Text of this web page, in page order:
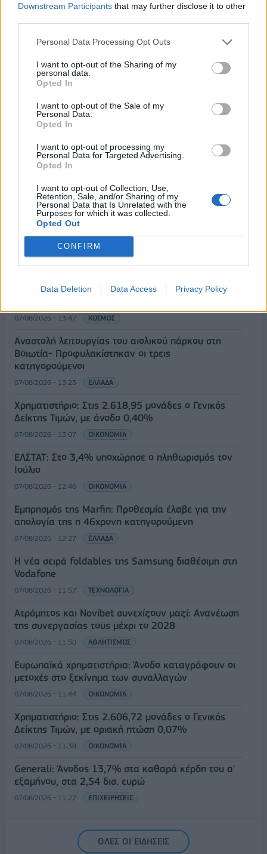
Downstream Participants that may further disclose it to other
Personal Data Processing Opt Outs
I want to opt-out of the Sharing of my
personal data.
Opted In
I want to opt-out of the Sale of my
Personal Data.
Opted In
I want to opt-out of processing my
Personal Data for Targeted Advertising.
Opted In
I want to opt-out of Collection, Use,
Retention, Sale, and/or Sharing of my
Personal Data that Is Unrelated with the
Purposes for which it was collected.
Opted Out
CONFIRM
Data Deletion Data Access Privacy Policy
της ΕΕ στο Κίεβο
02/10/2023 - 09:57
μεταναστευτική πίεση,
02/10/2023 - 10:18
ΡΟΗ ΕΙΔΗΣΕΩΝ
Σαουδική Αραβία, Τουρκία και Πακιστάν
07/08/2026 - 13:47 ΚΟΣΜΟΣ
Αναστολή λειτουργίας του αιολικού πάρκου στη
Βοιωτία- Προφυλακίστηκαν οι τρεις
κατηγορούμενοι
07/08/2026 - 13:23 ΕΛΛΑΔΑ
Χρηματιστήριο: Στις 2.618,95 μονάδες ο Γενικός
Δείκτης Τιμών, με άνοδο 0,40%
07/08/2026 - 13:07 ΟΙΚΟΝΟΜΙΑ
ΕΛΣΤΑΤ: Στο 3,4% υποχώρησε ο πληθωρισμός τον
Ιούλιο
07/08/2026 - 12:46 ΟΙΚΟΝΟΜΙΑ
Εμπρησμός της Marfin: Προθεσμία έλαβε για την
απολογία της η 46χρονη κατηγορούμενη
07/08/2026 - 12:27 ΕΛΛΑΔΑ
Η νέα σειρά foldables της Samsung διαθέσιμη στη
Vodafone
07/08/2026 - 11:57 ΤΕΧΝΟΛΟΓΙΑ
Ατρόμητος και Novibet συνεχίζουν μαζί: Ανανέωση
της συνεργασίας τους μέχρι το 2028
07/08/2026 - 11:50 ΑΘΛΗΤΙΣΜΟΣ
Ευρωπαϊκά χρηματιστήρια: Άνοδο καταγράφουν οι
μετοχές στο ξεκίνημα των συναλλαγών
07/08/2026 - 11:44 ΟΙΚΟΝΟΜΙΑ
Χρηματιστήριο: Στις 2.606,72 μονάδες ο Γενικός
Δείκτης Τιμών, με οριακή πτώση 0,07%
07/08/2026 - 11:38 ΟΙΚΟΝΟΜΙΑ
Generali: Άνοδος 13,7% στα καθαρά κέρδη του α'
εξαμήνου, στα 2,54 δισ. ευρώ
07/08/2026 - 11:27 ΕΠΙΧΕΙΡΗΣΕΙΣ
ΟΛΕΣ ΟΙ ΕΙΔΗΣΕΙΣ